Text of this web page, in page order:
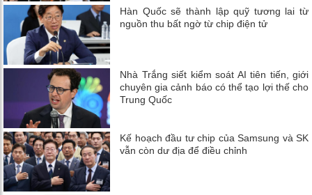
Hàn Quốc sẽ thành lập quỹ tương lai từ
nguồn thu bất ngờ từ chip điện tử
Nhà Trắng siết kiểm soát AI tiên tiến, giới
chuyên gia cảnh báo có thể tạo lợi thế cho
Trung Quốc
Kế hoạch đầu tư chip của Samsung và SK
vẫn còn dư địa để điều chỉnh